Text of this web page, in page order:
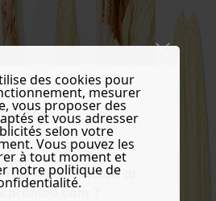
to be redirected to
?
des cookies pour
mesurer
vous proposer des
et vous adresser
selon votre
Vous pouvez les
à tout moment et
notre politique de